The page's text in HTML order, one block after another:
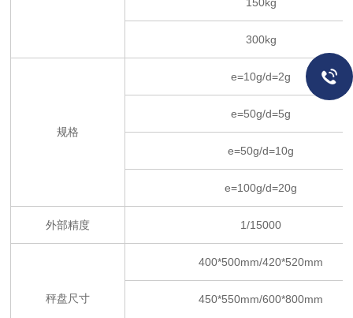
300kg
规格
e=10g/d=2g
e=50g/d=5g
e=50g/d=10g
e=100g/d=20g
外部精度 1/15000
秤盘尺寸
400*500mm/420*520mm
450*550mm/600*800mm